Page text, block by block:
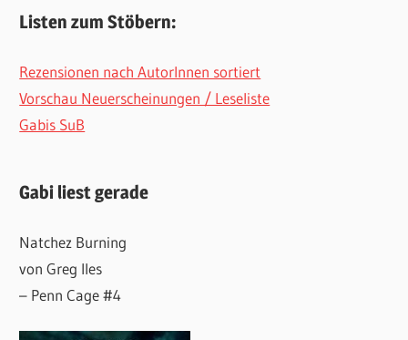
Listen zum Stöbern:
Rezensionen nach AutorInnen sortiert
Vorschau Neuerscheinungen / Leseliste
Gabis SuB
Gabi liest gerade
Natchez Burning
von Greg Iles
– Penn Cage #4